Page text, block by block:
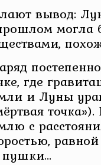
вывод:
могла
где
и Луны
с
пушки…